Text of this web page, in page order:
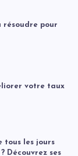
résoudre pour
votre taux
tous les jours
Découvrez ses